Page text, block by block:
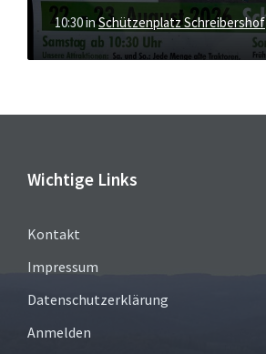
10:30inSchützenplatz Schreibershof
Wichtige Links
Kontakt
Impressum
Datenschutzerklärung
Anmelden